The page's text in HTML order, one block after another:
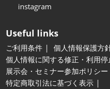
instagram
Useful links
ご利用条件
個人情報保護方
個人情報に関する修正・利用
展示会・セミナー参加ポリシー
特定商取引法に基づく表示